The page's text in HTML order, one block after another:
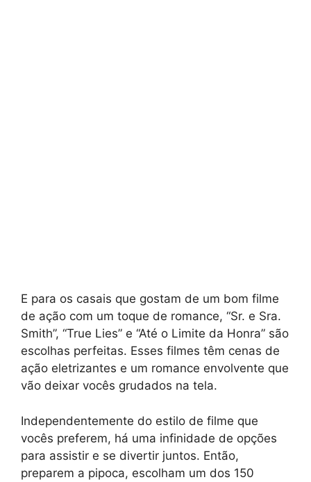
E para os casais que gostam de um bom filme
de ação com um toque de romance, “Sr. e Sra.
Smith”, “True Lies” e “Até o Limite da Honra” são
escolhas perfeitas. Esses filmes têm cenas de
ação eletrizantes e um romance envolvente que
vão deixar vocês grudados na tela.
Independentemente do estilo de filme que
vocês preferem, há uma infinidade de opções
para assistir e se divertir juntos. Então,
preparem a pipoca, escolham um dos 150